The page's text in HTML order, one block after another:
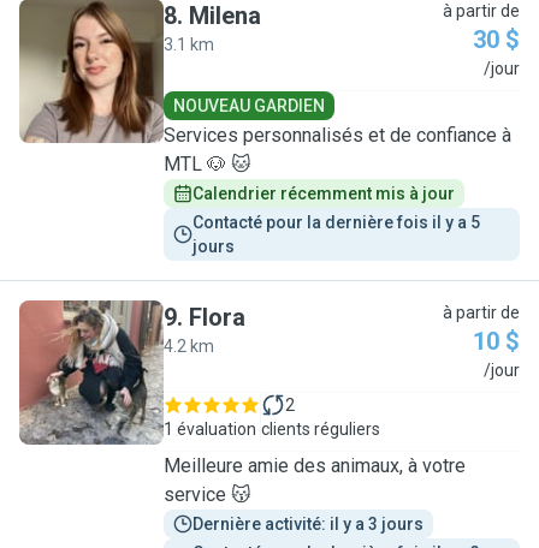
M
8. Milena
3.1 km
à partir de
30 $
/jour
NOUVEAU GARDIEN
Services personnalisés et de confiance à
MTL 🐶 🐱
Calendrier récemment mis à jour
Contacté pour la dernière fois il y a 5
jours
F
9. Flora
4.2 km
à partir de
10 $
/jour
1 évaluation
2
clients réguliers
Meilleure amie des animaux, à votre
service 😽
Dernière activité: il y a 3 jours